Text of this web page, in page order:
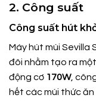
2. Công suất
Công suất hút
Máy hút mùi Sevilla
đôi nhằm tạo ra
động cơ 170W,
hết các mùi thức